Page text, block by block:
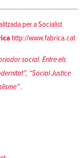
per a Socialist
http://www.fabrica.cat
social. Entre els
“Social Justice
.